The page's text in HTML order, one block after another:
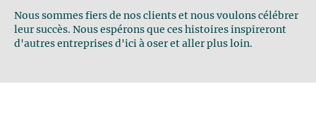
Nous sommes fiers de nos clients et nous voulons célébrer
leur succès. Nous espérons que ces histoires inspireront
d'autres entreprises d'ici à oser et aller plus loin.